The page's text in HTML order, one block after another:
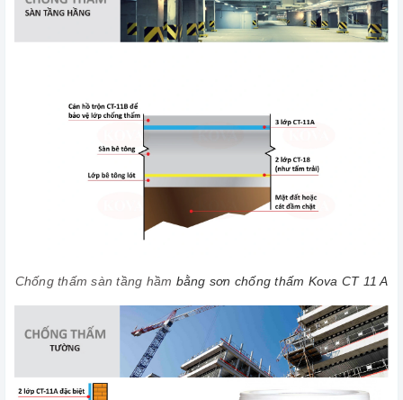
Chống thấm sàn tầng hầm bằng sơn chống thấm Kova CT 11 A